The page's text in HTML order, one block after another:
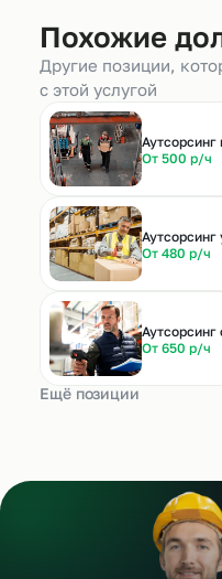
Похожие
Другие позиции,
с этой услугой
Аутсорсинг
От 500 р/ч
От 480 р/ч
От 650 р/ч
Ещё позиции